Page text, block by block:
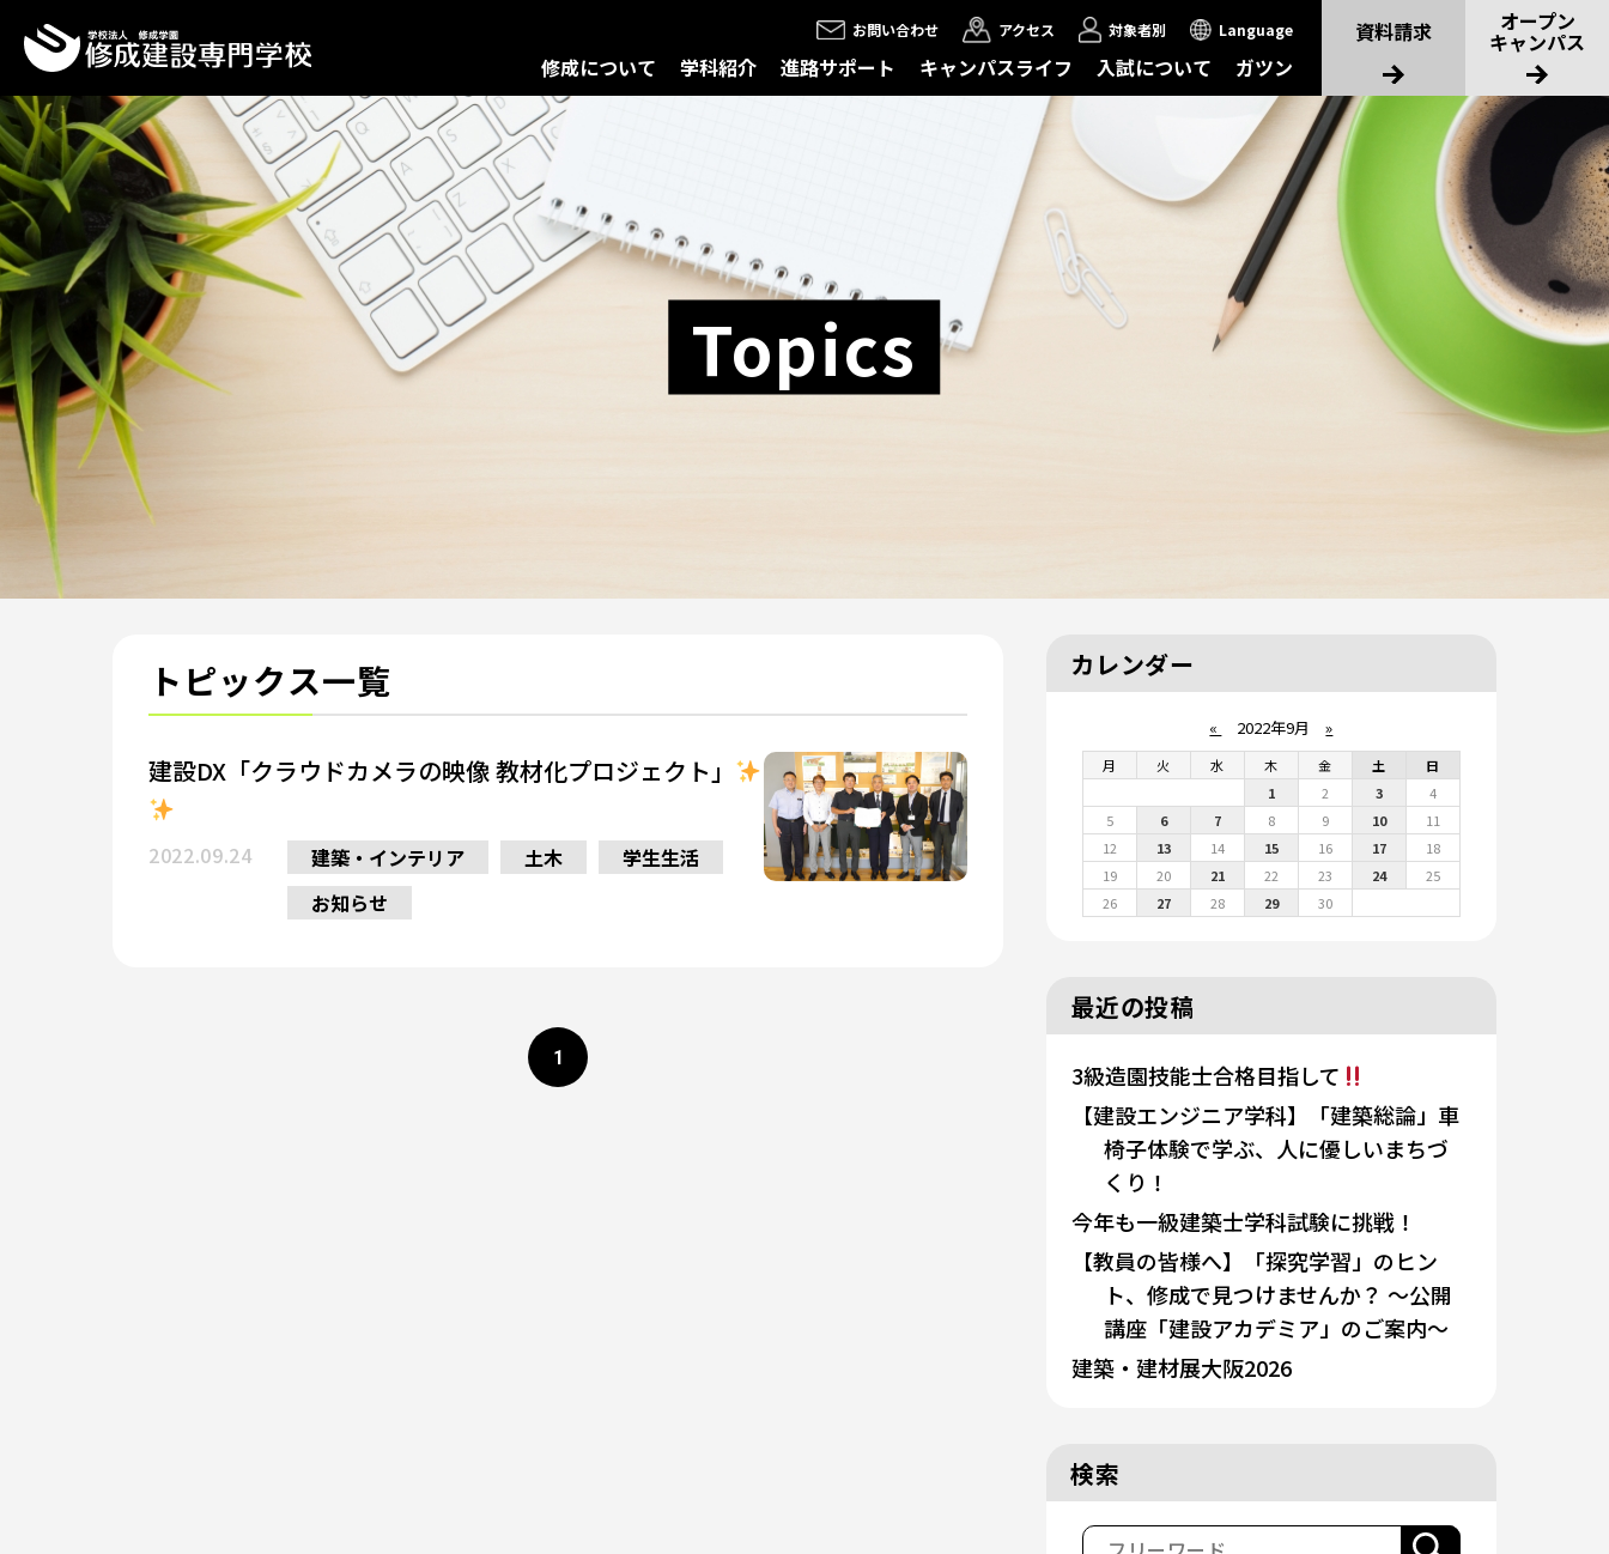
お問い合わせ アクセス 対象者別 Language
修成について 学科紹介 進路サポート キャンパスライフ 入試について ガツン
資料請求 オープン
キャンパス
Topics
トピックス一覧
建設DX「クラウドカメラの映像 教材化プロジェクト」
2022.09.24 建築・インテリア 土木
学生生活
お知らせ
1
カレンダー
« 2022年9月 »
月 火 水 木 金 土
日
1
2 3
4
5
6 7 8 9 10
11
12
13 14 15 16 17
18
19
20 21 22 23 24
25
26
27 28 29 30
最近の投稿
3級造園技能士合格目指して
【建設エンジニア学科】「建築総論」車
椅子体験で学ぶ、人に優しいまちづ
くり！
今年も一級建築士学科試験に挑戦！
【教員の皆様へ】「探究学習」のヒン
ト、修成で見つけませんか？ 〜公開
講座「建設アカデミア」のご案内〜
建築・建材展大阪2026
検索